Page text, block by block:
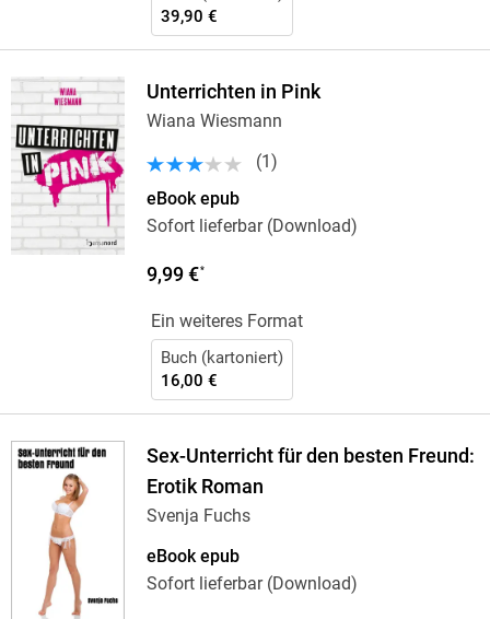
39,90 €
Unterrichten in Pink
Wiana Wiesmann
(1 )
eBook epub
Sofort lieferbar (Download)
9,99 €*
Ein weiteres Format
Buch (kartoniert)
16,00 €
Sex-Unterricht für den besten Freund:
Erotik Roman
Svenja Fuchs
eBook epub
Sofort lieferbar (Download)